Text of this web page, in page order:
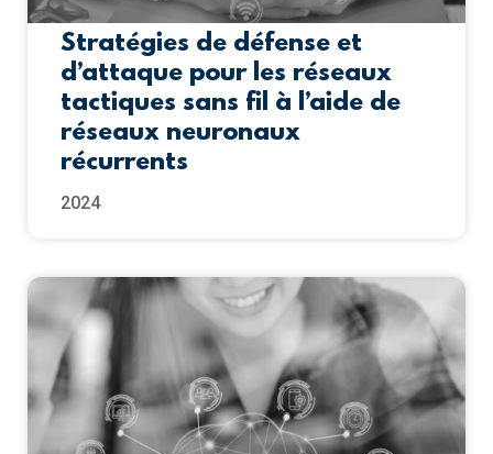
Stratégies de défense et
d’attaque pour les réseaux
tactiques sans fil à l’aide de
réseaux neuronaux
récurrents
2024